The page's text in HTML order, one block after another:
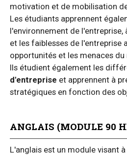
motivation et de mobilisation
Les étudiants apprennent
l'environnement de
et les faiblesses de l'entreprise
opportunités et les menaces du
Ils étudient également les
d'entreprise et apprennent à
stratégiques en fonction des
ANGLAIS (MODULE 90
L'anglais est un module visant